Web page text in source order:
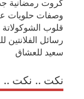
كروت رمضانية
وصفات حلويات
قلوب
سعيد للعشاق
نكت .. نكت ..